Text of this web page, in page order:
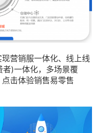
现营销服一体化、线上线
)一体化，多场景覆
击体验销售易零售